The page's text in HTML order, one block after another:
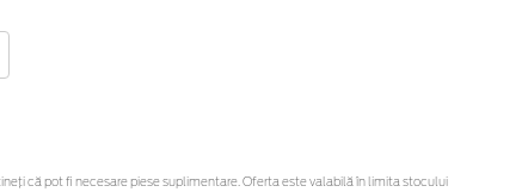
că pot fi necesare piese suplimentare. Oferta este valabilă în limita stocului